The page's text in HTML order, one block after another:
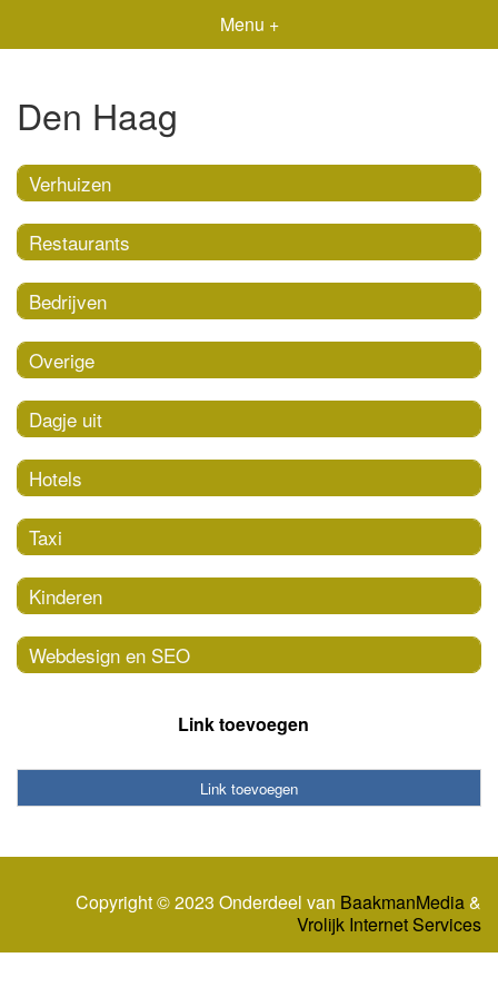
Menu +
Den Haag
Verhuizen
Restaurants
Bedrijven
Overige
Dagje uit
Hotels
Taxi
Kinderen
Webdesign en SEO
Link toevoegen
Link toevoegen
Copyright © 2023 Onderdeel van BaakmanMedia&
Vrolijk Internet Services